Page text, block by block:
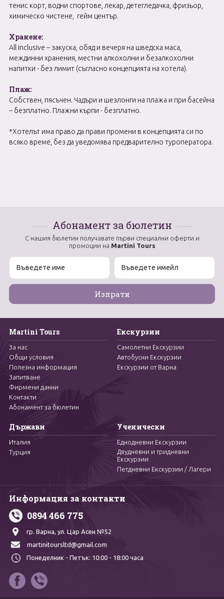
тенис корт, водни спортове, лекар, детегледачка, фризьор,
химическо чистене, гейм център.
Хранене:
All inclusive – закуска, обяд и вечеря на шведска маса,
междинни хранения, местни алкохолни и безалкохолни
напитки - без лимит (съгласно концепцията на хотела).
Плаж:
Собствен, пясъчен. Чадъри и шезлонги на плажа и при басейна
– безплатно. Плажни кърпи - безплатно.
*Хотелът има право да прави промени в концепцията си по
всяко време, без да уведомява предварително туроператора.
Абонамент за бюлетин
С нашия бюлетин получавате първи специални оферти и
промоции на Martini Tours
Martini Tours
За нас
Общи условия
Полезна информация
Запитване
Фирмени данни
Контакти
Абонамент за бюлетин
Екскурзии
Самолетни Екскурзии
Автобусни Екскурзии
Екскурзии от Варна
Държави
Италия
Турция
Ученически
Еднодневни Екскурзии
Двудневни и тридневни
Екскурзии
Петдневни Екскурзии / Лагери
Информация за контакти
0894 466 775
гр. Варна, ул. Цар Асен №52
martinitoursltd@gmail.com
Понеделник - Петък: 10:00 - 18:00 часа